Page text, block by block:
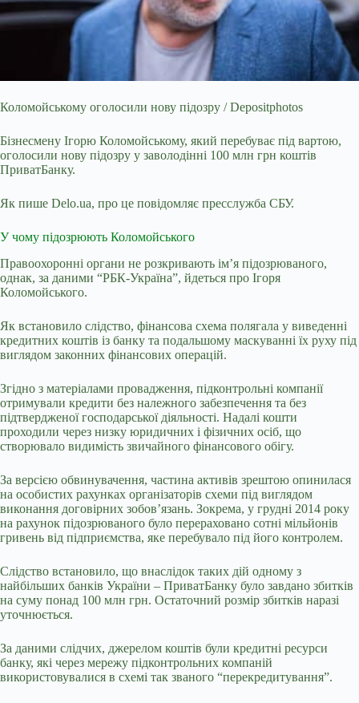
Коломойському оголосили нову підозру / Depositphotos
Бізнесмену Ігорю Коломойському, який перебуває під вартою,
оголосили нову підозру у заволодінні 100 млн грн коштів
ПриватБанку.
Як пише Delo.ua, про це повідомляє пресслужба СБУ.
У чому підозрюють Коломойського
Правоохоронні органи не розкривають ім’я підозрюваного,
однак, за даними “РБК-Україна”, йдеться про Ігоря
Коломойського.
Як встановило слідство, фінансова схема полягала у виведенні
кредитних коштів із банку та подальшому маскуванні їх руху під
виглядом законних фінансових операцій.
Згідно з матеріалами провадження, підконтрольні компанії
отримували кредити без належного забезпечення та без
підтвердженої господарської діяльності. Надалі кошти
проходили через низку юридичних і фізичних осіб, що
створювало видимість звичайного фінансового обігу.
За версією обвинувачення, частина активів зрештою опинилася
на особистих рахунках організаторів схеми під виглядом
виконання договірних зобов’язань. Зокрема, у грудні 2014 року
на рахунок підозрюваного було перераховано сотні мільйонів
гривень від підприємства, яке перебувало під його контролем.
Слідство встановило, що внаслідок таких дій одному з
найбільших банків України – ПриватБанку було завдано збитків
на суму понад 100 млн грн. Остаточний розмір збитків наразі
уточнюється.
За даними слідчих, джерелом коштів були кредитні ресурси
банку, які через мережу підконтрольних компаній
використовувалися в схемі так званого “перекредитування”.